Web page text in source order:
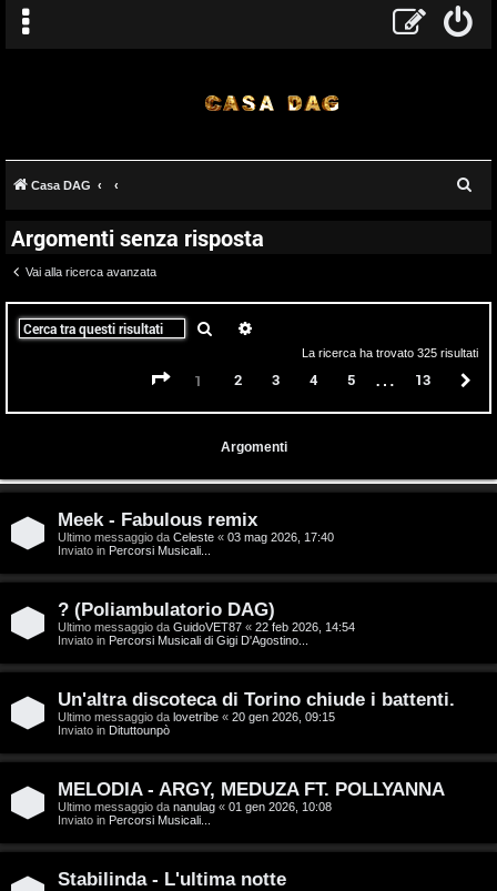
A
r
g
o
m
e
n
t
i
s
Casa DAG
Argomenti senza risposta
Vai alla ricerca avanzata
Cerca
La ricerca ha trovato 325 risultati
Pagina di
1 2 3 4 5 … 13
Argomenti
Meek - Fabulous remix
Ultimo messaggio da Celeste « 03 mag 2026, 17:40
Inviato in Percorsi Musicali...
? (Poliambulatorio DAG)
Ultimo messaggio da GuidoVET87 « 22 feb 2026, 14:54
Inviato in Percorsi Musicali di Gigi D'Agostino...
Un'altra discoteca di Torino chiude i battenti.
Ultimo messaggio da lovetribe « 20 gen 2026, 09:15
Inviato in Dituttounpò
MELODIA - ARGY, MEDUZA FT. POLLYANNA
Ultimo messaggio da nanulag « 01 gen 2026, 10:08
Inviato in Percorsi Musicali...
Stabilinda - L'ultima notte
T
o
p
i
c
A
t
t
i
v
i